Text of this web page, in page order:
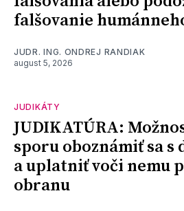
falšovanie
JUDR. ING. ONDREJ RANDIAK
august 5, 2026
JUDIKÁTY
JUDIKATÚRA:
sporu oboznámiť sa s
a uplatniť voči nemu
obranu